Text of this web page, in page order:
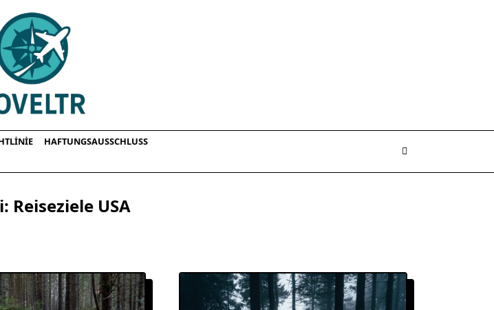
HAFTUNGSAUSSCHLUSS
Reiseziele USA